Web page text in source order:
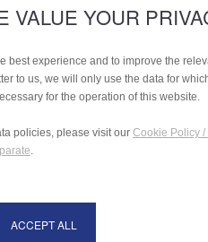
VALUE YOUR
best experience and to improve the
to us, we will only use the data for
for the operation of this website.
policies, please visit our Cookie Policy
.
ACCEPT ALL